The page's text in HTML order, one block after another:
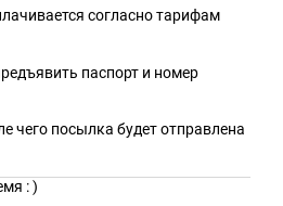
согласно тарифам
паспорт и номер
чего посылка будет отправлена
: )